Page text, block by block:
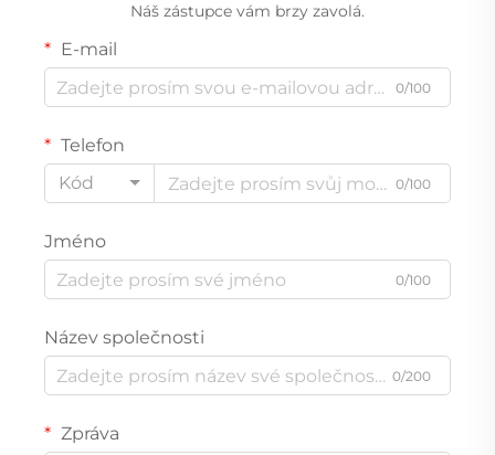
Náš zástupce vám brzy zavolá.
E-mail
0/100
Telefon
Kód
0/100
Jméno
0/100
Název společnosti
0/200
Zpráva